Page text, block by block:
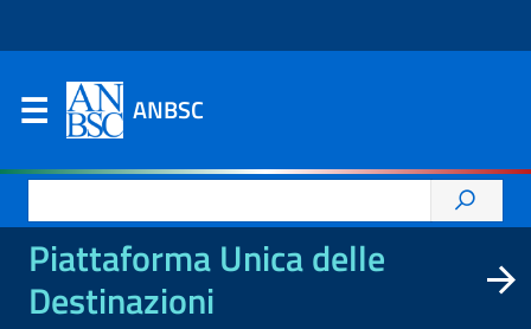
ANBSC
per:
Piattaforma Unica delle
Destinazioni